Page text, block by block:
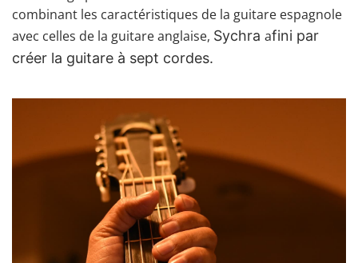
combinant les caractéristiques de la guitare espagnole
avec celles de la guitare anglaise, Sychra afini par
créer la guitare à sept cordes.